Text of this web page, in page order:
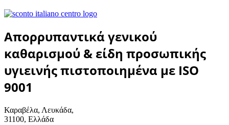
Απορρυπαντικά γενικού
καθαρισμού & είδη προσωπικής
υγιεινής πιστοποιημένα με ISO
9001
Καραβέλα, Λευκάδα,
31100, Ελλάδα